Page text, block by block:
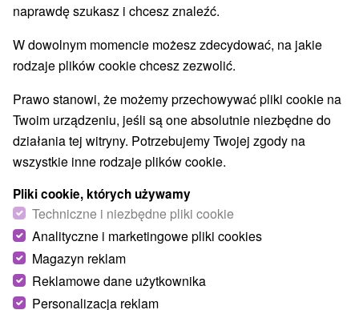
© OpenStreetMap
Region turystyczny
Stredné Slovensko, Gemer, Banskobystrický kraj, Revúcka
vrchovina, Slovenské rudohorie, Muránska planina
naprawdę szukasz i chcesz znaleźć.
W dowolnym momencie możesz zdecydować, na jakie
rodzaje plików cookie chcesz zezwolić.
Prawo stanowi, że możemy przechowywać pliki cookie na
Twoim urządzeniu, jeśli są one absolutnie niezbędne do
działania tej witryny. Potrzebujemy Twojej zgody na
wszystkie inne rodzaje plików cookie.
Pliki cookie, których używamy
Techniczne i niezbędne pliki cookie
Analityczne i marketingowe pliki cookies
Magazyn reklam
Reklamowe dane użytkownika
Personalizacja reklam